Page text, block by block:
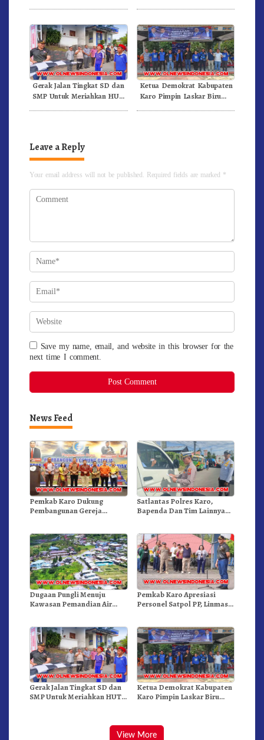
Gerak Jalan Tingkat SD dan
SMP Untuk Meriahkan HUT
Ketua Demokrat Kabupaten
Karo Pimpin Laskar Biru
Leave a Reply
Your email address will not be published. Required fields are marked *
Save my name, email, and website in this browser for the
next time I comment.
News Feed
Pemkab Karo Dukung
Pembangunan Gereja
Satlantas Polres Karo,
Bapenda Dan Tim Lainnya
Dugaan Pungli Menuju
Kawasan Pemandian Air
Pemkab Karo Apresiasi
Personel Satpol PP, Linmas,
Gerak Jalan Tingkat SD dan
SMP Untuk Meriahkan HUT
Ketua Demokrat Kabupaten
Karo Pimpin Laskar Biru
View More